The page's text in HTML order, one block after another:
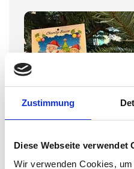
Zustimmung
Diese Webseite verwendet
Wir verwenden Cookies,